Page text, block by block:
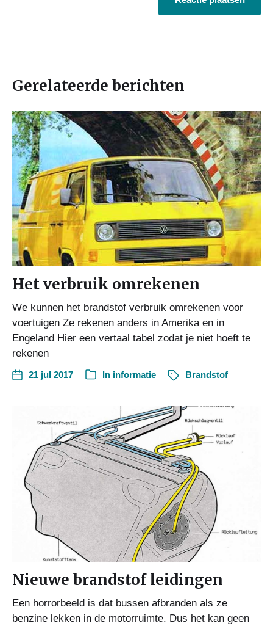
Gerelateerde berichten
Het verbruik omrekenen
We kunnen het brandstof verbruik omrekenen voor
voertuigen Ze rekenen anders in Amerika en in
Engeland Hier een vertaal tabel zodat je niet hoeft te
rekenen
21 jul 2017 In informatie Brandstof
Nieuwe brandstof leidingen
Een horrorbeeld is dat bussen afbranden als ze
benzine lekken in de motorruimte. Dus het kan geen